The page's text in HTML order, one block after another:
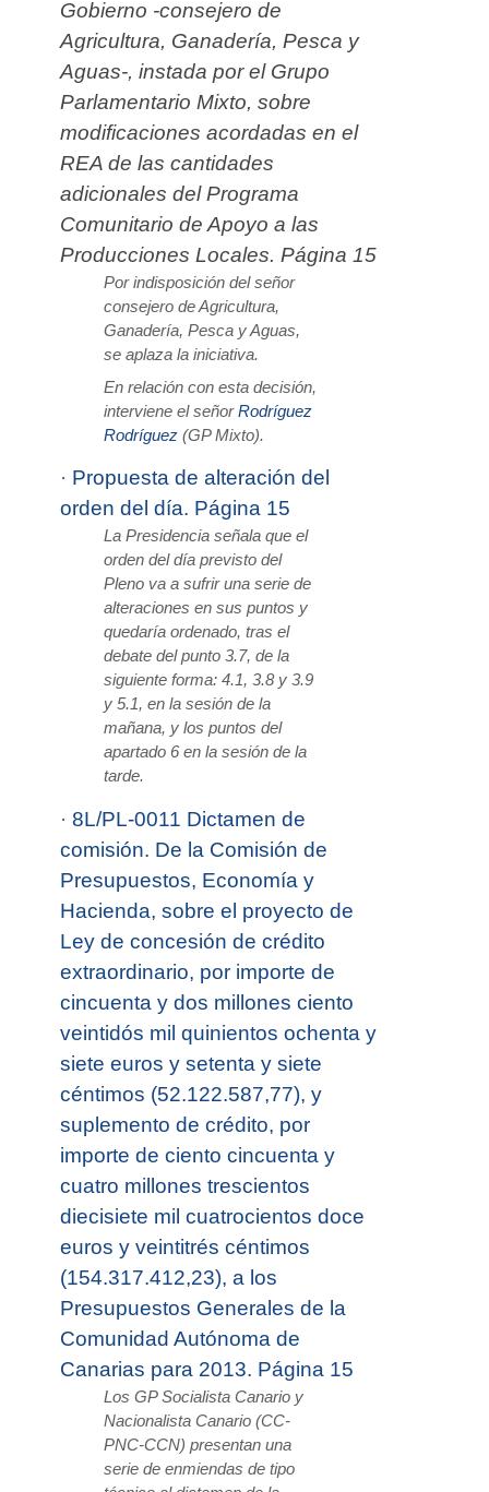
Gobierno -consejero de
Agricultura, Ganadería, Pesca y
Aguas-, instada por el Grupo
Parlamentario Mixto, sobre
modificaciones acordadas en el
REA de las cantidades
adicionales del Programa
Comunitario de Apoyo a las
Producciones Locales. Página 15
Por indisposición del señor
consejero de Agricultura,
Ganadería, Pesca y Aguas,
se aplaza la iniciativa.
En relación con esta decisión,
interviene el señorRodríguez
Rodríguez (GP Mixto).
· Propuesta de alteración del
orden del día. Página 15
La Presidencia señala que el
orden del día previsto del
Pleno va a sufrir una serie de
alteraciones en sus puntos y
quedaría ordenado, tras el
debate del punto 3.7, de la
siguiente forma: 4.1, 3.8 y 3.9
y 5.1, en la sesión de la
mañana, y los puntos del
apartado 6 en la sesión de la
tarde.
· 8L/PL-0011 Dictamen de
comisión. De la Comisión de
Presupuestos, Economía y
Hacienda, sobre el proyecto de
Ley de concesión de crédito
extraordinario, por importe de
cincuenta y dos millones ciento
veintidós mil quinientos ochenta y
siete euros y setenta y siete
céntimos (52.122.587,77), y
suplemento de crédito, por
importe de ciento cincuenta y
cuatro millones trescientos
diecisiete mil cuatrocientos doce
euros y veintitrés céntimos
(154.317.412,23), a los
Presupuestos Generales de la
Comunidad Autónoma de
Canarias para 2013. Página 15
Los GP Socialista Canario y
Nacionalista Canario (CC-
PNC-CCN) presentan una
serie de enmiendas de tipo